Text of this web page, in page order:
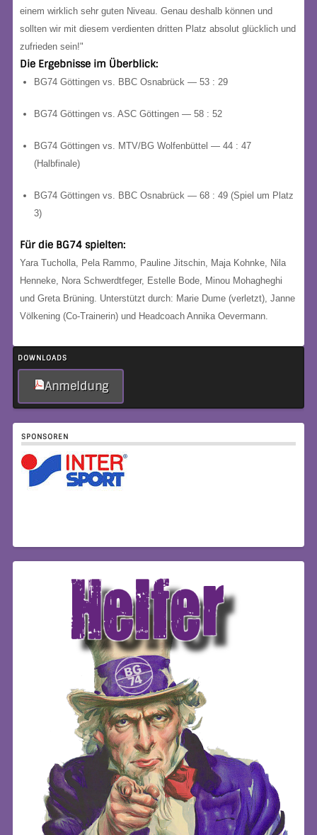
DOWNLOADS
Anmeldung
SPONSOREN
einem wirklich sehr guten Niveau. Genau deshalb können und
sollten wir mit diesem verdienten dritten Platz absolut glücklich und
zufrieden sein!"
Die Ergebnisse im Überblick:
BG74 Göttingen vs. BBC Osnabrück — 53 : 29
BG74 Göttingen vs. ASC Göttingen — 58 : 52
BG74 Göttingen vs. MTV/BG Wolfenbüttel — 44 : 47
(Halbfinale)
BG74 Göttingen vs. BBC Osnabrück — 68 : 49 (Spiel um Platz
3)
Für die BG74 spielten:
Yara Tucholla, Pela Rammo, Pauline Jitschin, Maja Kohnke, Nila
Henneke, Nora Schwerdtfeger, Estelle Bode, Minou Mohagheghi
und Greta Brüning. Unterstützt durch: Marie Dume (verletzt), Janne
Völkening (Co-Trainerin) und Headcoach Annika Oevermann.